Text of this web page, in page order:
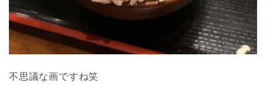
不思議な画ですね笑